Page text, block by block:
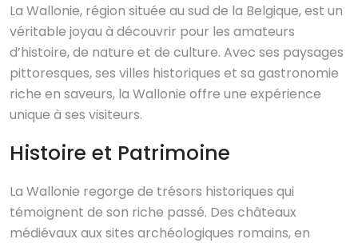
La Wallonie, région située au sud de la Belgique, est un
véritable joyau à découvrir pour les amateurs
d’histoire, de nature et de culture. Avec ses paysages
pittoresques, ses villes historiques et sa gastronomie
riche en saveurs, la Wallonie offre une expérience
unique à ses visiteurs.
Histoire et Patrimoine
La Wallonie regorge de trésors historiques qui
témoignent de son riche passé. Des châteaux
médiévaux aux sites archéologiques romains, en